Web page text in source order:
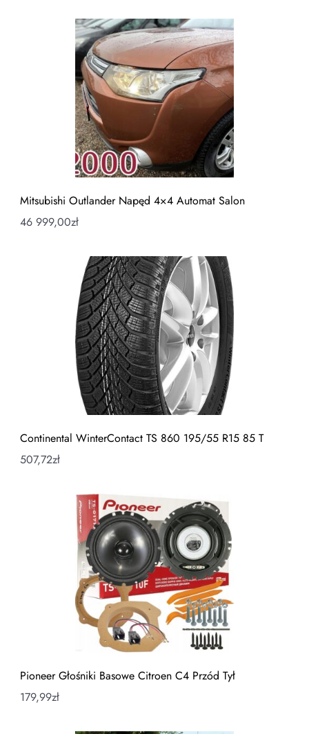
Mitsubishi Outlander Napęd 4×4 Automat Salon
46 999,00zł
Continental WinterContact TS 860 195/55 R15 85 T
507,72zł
Pioneer Głośniki Basowe Citroen C4 Przód Tył
179,99zł